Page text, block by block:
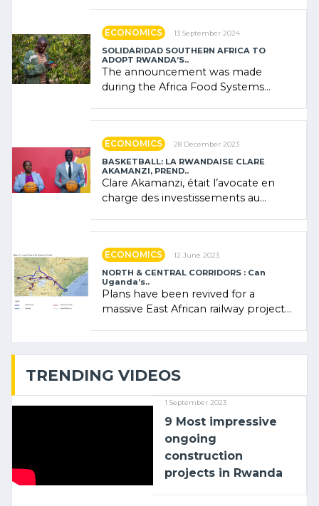
ECONOMICS 13 September 2024
SOLIDARIDAD SOUTHERN AFRICA TO
ADOPT RWANDA’S..
The announcement was made
during the Africa Food Systems
ECONOMICS 28 December 2023
BASKETBALL: LA RWANDAISE CLARE
AKAMANZI, PREND..
Clare Akamanzi, était l’avocate en
charge des investissements au
ECONOMICS 12 June 2023
NORTH & CENTRAL CORRIDORS : Can
Uganda’s..
Plans have been revived for a
massive East African railway project
TRENDING VIDEOS
1 September 2023
9 Most impressive
ongoing
construction
projects in Rwanda